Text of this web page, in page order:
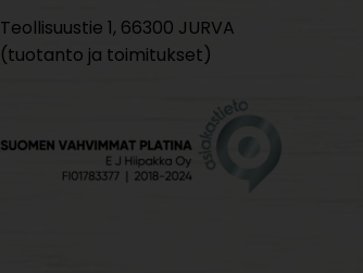
Teollisuustie 1, 66300 JURVA
(tuotanto ja toimitukset)